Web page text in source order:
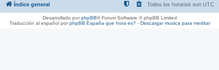
Índice general Todos los horarios son UTC
Desarrollado porphpBB® Forum Software © phpBB Limited
Traducción al español porphpBB España que hora es?- Descargar musica para meditar